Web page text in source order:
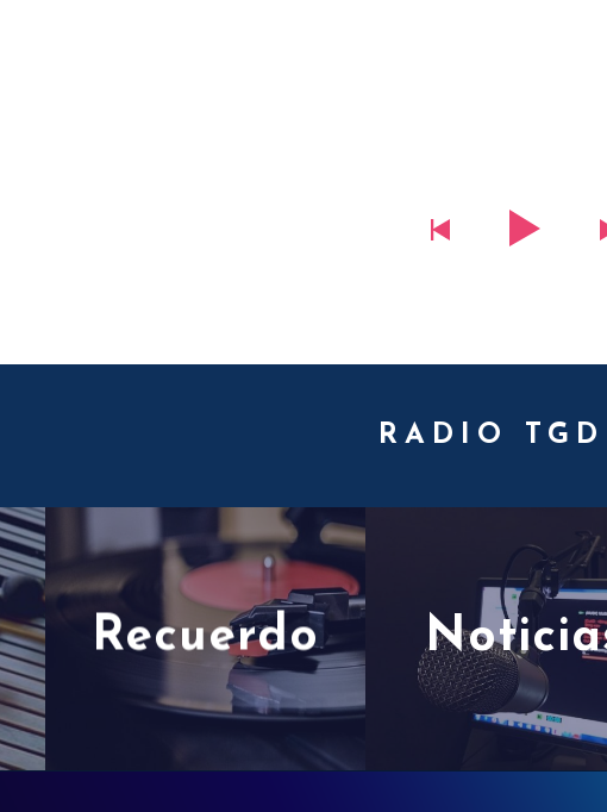
RADIO TGD
Recuerdo